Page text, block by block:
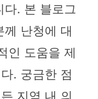
다. 본 블로그
난청에 대
인 도움을 제
. 궁금한 점
지역 내 의